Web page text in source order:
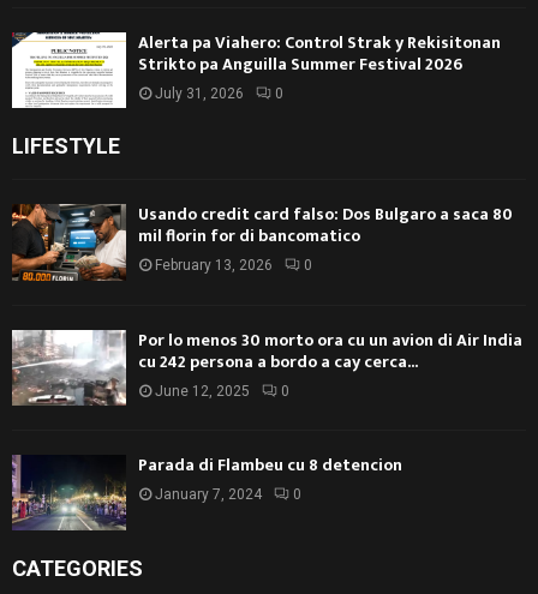
Alerta pa Viahero: Control Strak y Rekisitonan
Strikto pa Anguilla Summer Festival 2026
July 31, 2026 0
LIFESTYLE
Usando credit card falso: Dos Bulgaro a saca 80
mil florin for di bancomatico
February 13, 2026 0
Por lo menos 30 morto ora cu un avion di Air India
cu 242 persona a bordo a cay cerca...
June 12, 2025 0
Parada di Flambeu cu 8 detencion
January 7, 2024 0
CATEGORIES